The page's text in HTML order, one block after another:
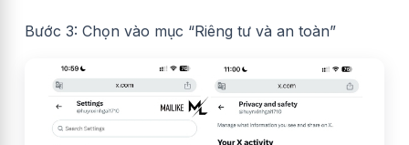
Bước 3: Chọn vào mục “Riêng tư và an toàn”